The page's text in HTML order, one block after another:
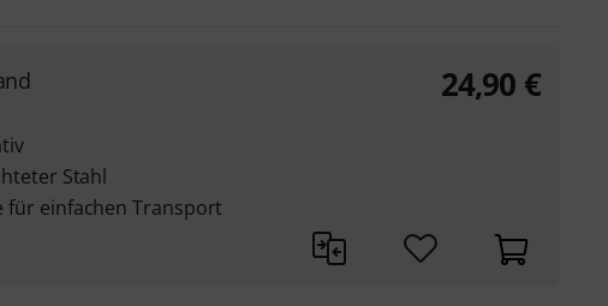
Stahl
für einfachen Transport
24,90 €